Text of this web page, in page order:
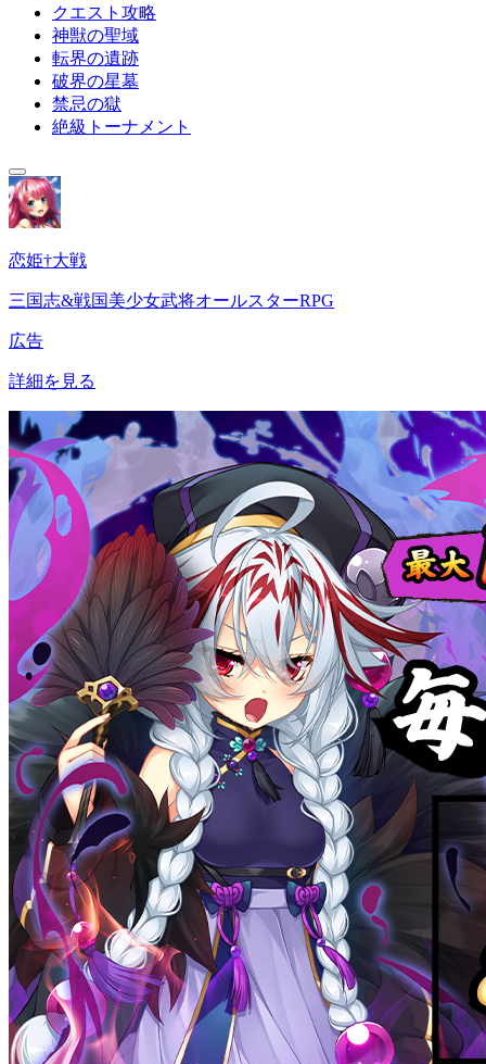
クエスト攻略
神獣の聖域
転界の遺跡
破界の星墓
禁忌の獄
絶級トーナメント
恋姫†大戦
三国志&戦国美少女武将オールスターRPG
広告
詳細を見る